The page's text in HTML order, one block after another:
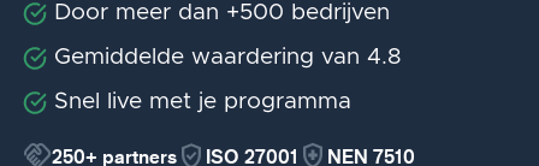
Door meer dan +500 bedrijven
Gemiddelde waardering van 4.8
Snel live met je programma
handshake250+ partners verified_user ISO 27001 health_and_safety NEN 7510